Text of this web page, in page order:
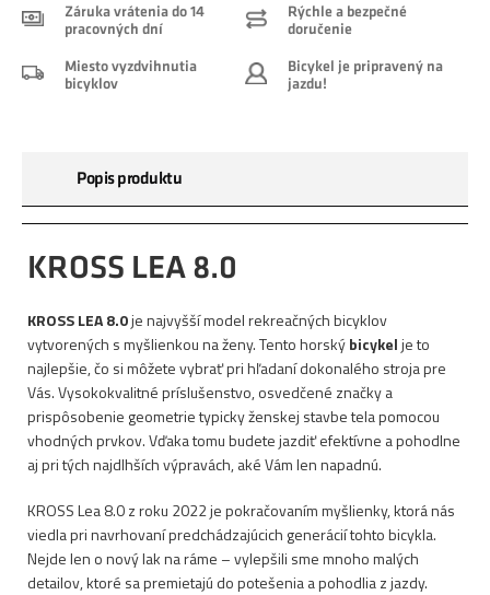
Záruka vrátenia do 14
pracovných dní
Rýchle a bezpečné
doručenie
Miesto vyzdvihnutia
bicyklov
Bicykel je pripravený na
jazdu!
Popis produktu
KROSS LEA 8.0
KROSS LEA 8.0je najvyšší model rekreačných bicyklov
vytvorených s myšlienkou na ženy. Tento horskýbicykelje to
najlepšie, čo si môžete vybrať pri hľadaní dokonalého stroja pre
Vás. Vysokokvalitné príslušenstvo, osvedčené značky a
prispôsobenie geometrie typicky ženskej stavbe tela pomocou
vhodných prvkov. Vďaka tomu budete jazdiť efektívne a pohodlne
aj pri tých najdlhších výpravách, aké Vám len napadnú.
KROSS Lea 8.0 z roku 2022 je pokračovaním myšlienky, ktorá nás
viedla pri navrhovaní predchádzajúcich generácií tohto bicykla.
Nejde len o nový lak na ráme – vylepšili sme mnoho malých
detailov, ktoré sa premietajú do potešenia a pohodlia z jazdy.